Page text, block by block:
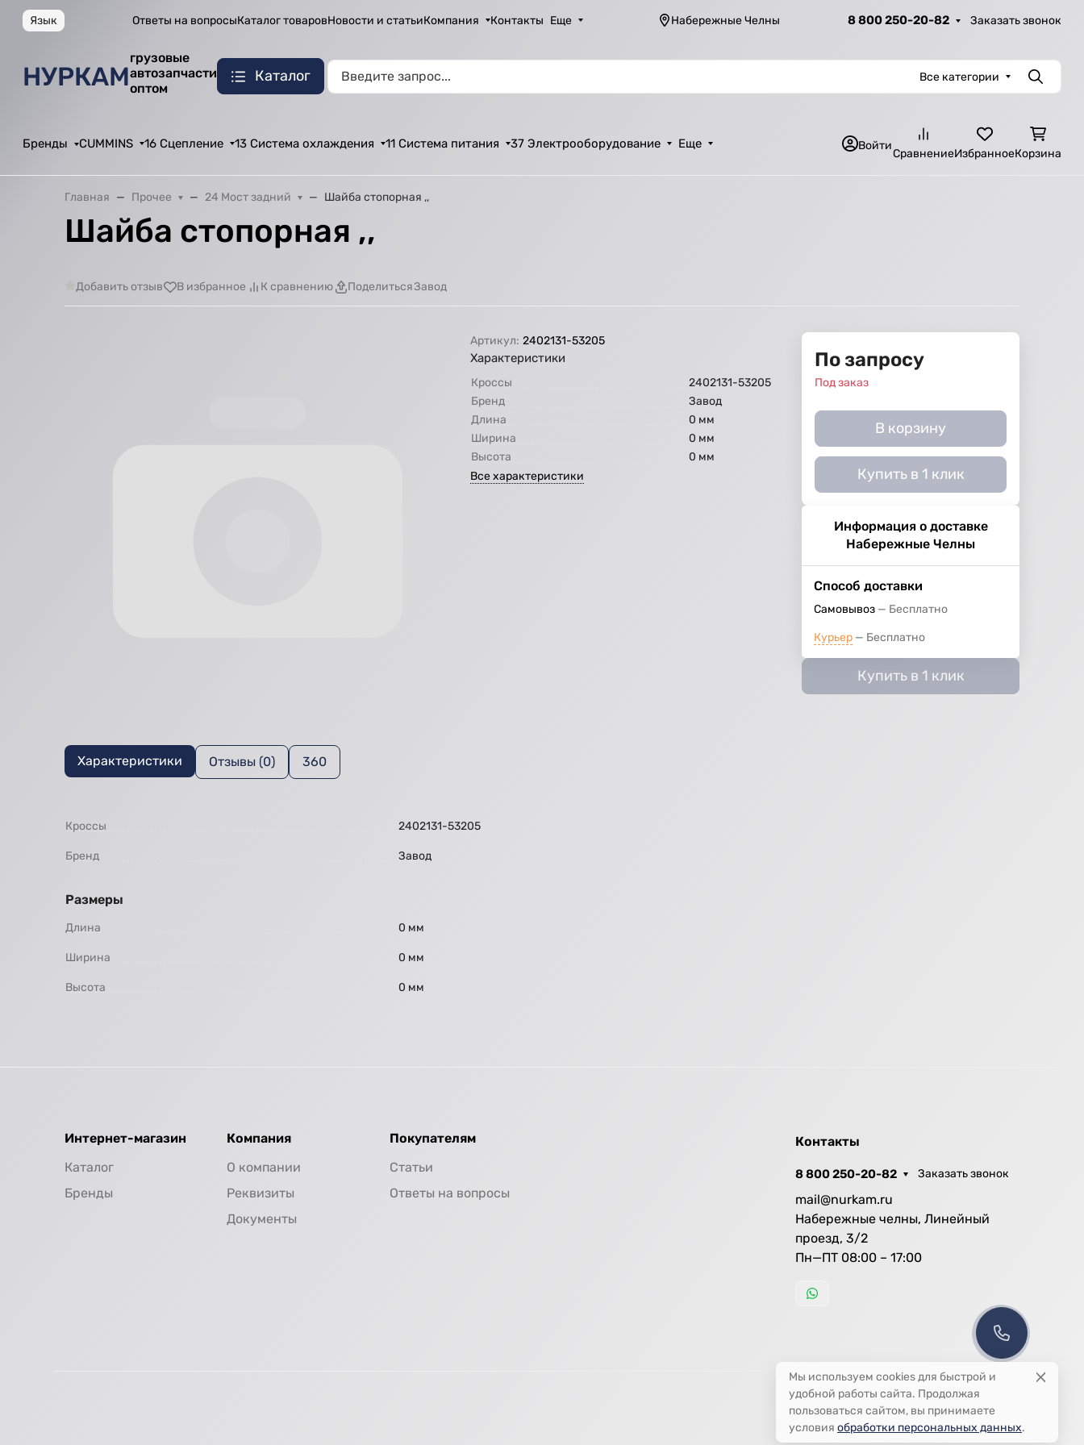
Язык Ответы на вопросыКаталог товаровНовости и статьиКомпания Контакты Еще Набережные Челны 8 800 250-20-82 Заказать звонок
НУРКАМ
грузовые
автозапчасти
оптом
Каталог Все категории Поиск
Бренды CUMMINS 16 Сцепление 13 Система охлаждения 11 Система питания 37 Электрооборудование Еще Войти
СравнениеИзбранноеКорзина
Главная Прочее 24 Мост задний Шайба стопорная ,,
Шайба стопорная ,,
Добавить отзыв В избранное К сравнению ПоделитьсяЗавод
Артикул: 2402131-53205
Характеристики
Кроссы
2402131-53205
Бренд
Завод
Длина
0 мм
Ширина
0 мм
Высота
0 мм
Все характеристики
По запросу
Под заказ
В корзину
Купить в 1 клик
Информация о доставке
Набережные Челны
Способ доставки
Самовывоз Бесплатно
Курьер Бесплатно
Купить в 1 клик
Характеристики Отзывы (0) 360
Кроссы 2402131-53205
Бренд Завод
Размеры
Длина 0 мм
Ширина 0 мм
Высота 0 мм
Интернет-магазин
Каталог
Бренды
Компания
О компании
Реквизиты
Документы
Покупателям
Статьи
Ответы на вопросы
Контакты
8 800 250-20-82 Заказать звонок
mail@nurkam.ru
Набережные челны, Линейный
проезд, 3/2
Пн—ПТ 08:00 – 17:00
Мы используем cookies для быстрой и
удобной работы сайта. Продолжая
пользоваться сайтом, вы принимаете
условия обработки персональных данных.